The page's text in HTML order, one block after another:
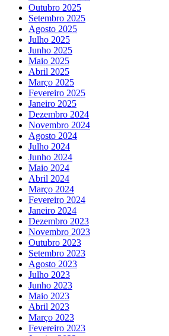
Outubro 2025
Setembro 2025
Agosto 2025
Julho 2025
Junho 2025
Maio 2025
Abril 2025
Março 2025
Fevereiro 2025
Janeiro 2025
Dezembro 2024
Novembro 2024
Agosto 2024
Julho 2024
Junho 2024
Maio 2024
Abril 2024
Março 2024
Fevereiro 2024
Janeiro 2024
Dezembro 2023
Novembro 2023
Outubro 2023
Setembro 2023
Agosto 2023
Julho 2023
Junho 2023
Maio 2023
Abril 2023
Março 2023
Fevereiro 2023